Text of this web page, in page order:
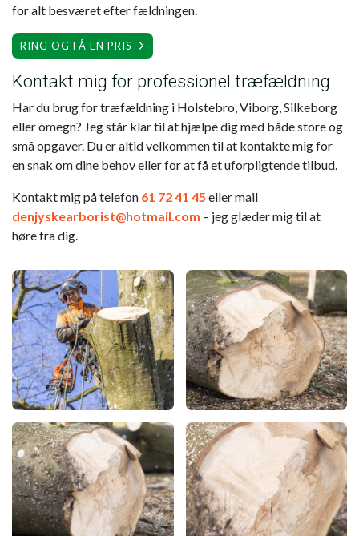
for alt besværet efter fældningen.
RING OG FÅ EN PRIS
Kontakt mig for professionel træfældning
Har du brug for træfældning i Holstebro, Viborg, Silkeborg
eller omegn? Jeg står klar til at hjælpe dig med både store og
små opgaver. Du er altid velkommen til at kontakte mig for
en snak om dine behov eller for at få et uforpligtende tilbud.
Kontakt mig på telefon 61 72 41 45 eller mail
denjyskearborist@hotmail.com – jeg glæder mig til at
høre fra dig.